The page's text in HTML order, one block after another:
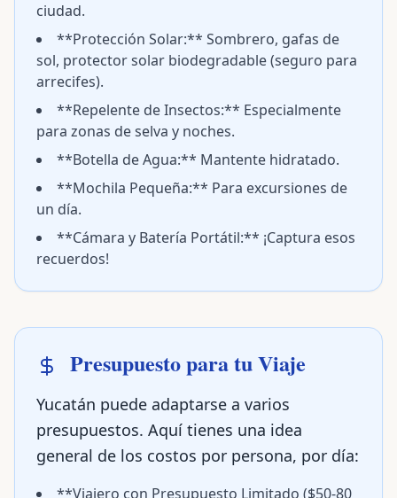
ciudad.
**Protección Solar:** Sombrero, gafas de
sol, protector solar biodegradable (seguro para
arrecifes).
**Repelente de Insectos:** Especialmente
para zonas de selva y noches.
**Botella de Agua:** Mantente hidratado.
**Mochila Pequeña:** Para excursiones de
un día.
**Cámara y Batería Portátil:** ¡Captura esos
recuerdos!
Presupuesto para tu Viaje
Yucatán puede adaptarse a varios
presupuestos. Aquí tienes una idea
general de los costos por persona, por día:
**Viajero con Presupuesto Limitado ($50-80